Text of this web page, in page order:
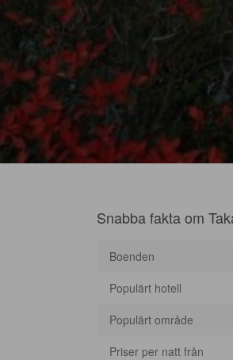
Snabba fakta om
Boenden
Populärt hotell
Populärt område
Priser per natt från